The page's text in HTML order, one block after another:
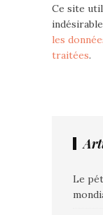
Ce site
les
traitées.
Le